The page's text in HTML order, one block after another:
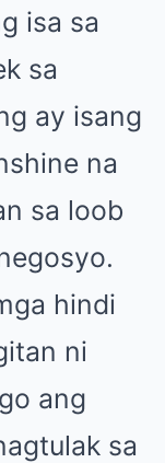
isa sa
sa
ay isang
na
sa loob
hindi
ni
ang
sa